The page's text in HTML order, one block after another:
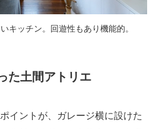
キッチン。回遊性もあり機能的。
た土間アトリエ
イントが、ガレージ横に設けた